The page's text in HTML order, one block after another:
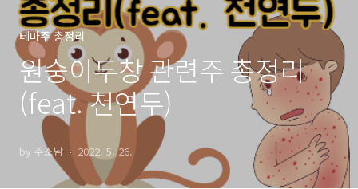
테마주 총정리
원숭이두창 관련주 총정리
(feat. 천연두)
by 주소남 2022. 5. 26.